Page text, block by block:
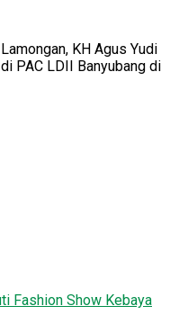
KH Agus Yudi
PAC LDII Banyubang di